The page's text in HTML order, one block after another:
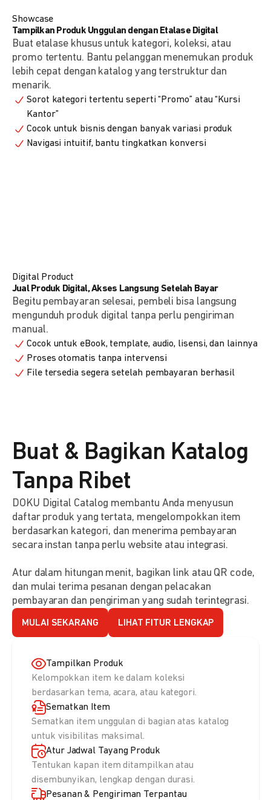
Showcase
Tampilkan Produk Unggulan dengan Etalase Digital
Buat etalase khusus untuk kategori, koleksi, atau
promo tertentu. Bantu pelanggan menemukan produk
lebih cepat dengan katalog yang terstruktur dan
menarik.
Sorot kategori tertentu seperti “Promo” atau “Kursi
Kantor”
Cocok untuk bisnis dengan banyak variasi produk
Navigasi intuitif, bantu tingkatkan konversi
Digital Product
Jual Produk Digital, Akses Langsung Setelah Bayar
Begitu pembayaran selesai, pembeli bisa langsung
mengunduh produk digital tanpa perlu pengiriman
manual.
Cocok untuk eBook, template, audio, lisensi, dan lainnya
Proses otomatis tanpa intervensi
File tersedia segera setelah pembayaran berhasil
Buat & Bagikan Katalog
Tanpa Ribet
DOKU Digital Catalog membantu Anda menyusun
daftar produk yang tertata, mengelompokkan item
berdasarkan kategori, dan menerima pembayaran
secara instan tanpa perlu website atau integrasi.
Atur dalam hitungan menit, bagikan link atau QR code,
dan mulai terima pesanan dengan pelacakan
pembayaran dan pengiriman yang sudah terintegrasi.
MULAI SEKARANG LIHAT FITUR LENGKAP
Tampilkan Produk
Kelompokkan item ke dalam koleksi
berdasarkan tema, acara, atau kategori.
Sematkan Item
Sematkan item unggulan di bagian atas katalog
untuk visibilitas maksimal.
Atur Jadwal Tayang Produk
Tentukan kapan item ditampilkan atau
disembunyikan, lengkap dengan durasi.
Pesanan & Pengiriman Terpantau